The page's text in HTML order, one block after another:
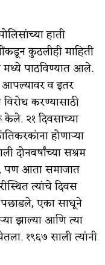
हाती
कुठलीही माहिती
मध्ये पाठविण्यात आले.
व इतर
करण्यासाठी
२१ दिवसाच्या
होणाऱ्या
दोनवर्षांच्या सश्रम
पण आता समाजात
त्यांचे दिवस
एका साधूने
झाल्या आणि त्या
१९६७ साली त्यांनी